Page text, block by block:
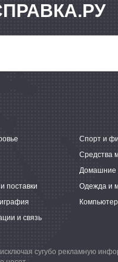
Спорт и
Средства
Домашние
поставки
Одежда и
и связь
сугубо рекламную